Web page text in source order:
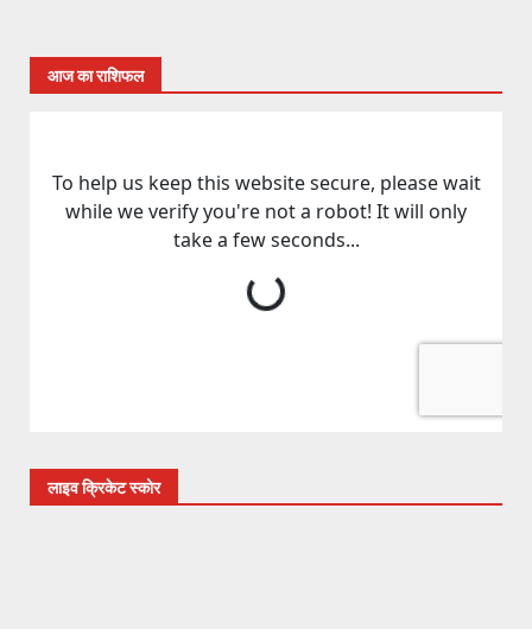
आज का राशिफल
लाइव क्रिकेट स्कोर